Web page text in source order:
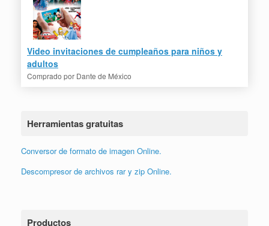
Video invitaciones de cumpleaños para niños y
adultos
Comprado por Dante de México
Herramientas gratuitas
Conversor de formato de imagen Online.
Descompresor de archivos rar y zip Online.
Productos